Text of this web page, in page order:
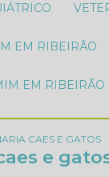
EM RIBEIRÃO
EM RIBEIRÃO
CAES E GATOS
e